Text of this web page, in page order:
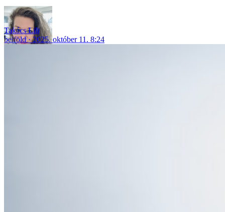
Takács Lili
belföld
2025. október 11. 8:24